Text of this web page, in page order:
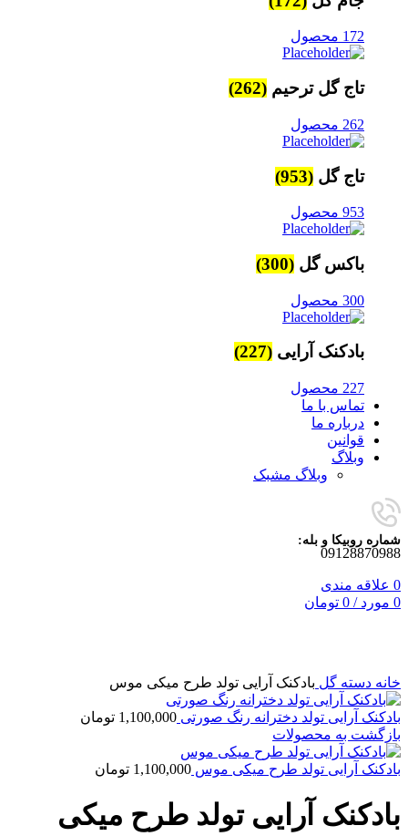
172 محصول
تاج گل ترحیم (262)
262 محصول
تاج گل (953)
953 محصول
باکس گل (300)
300 محصول
بادکنک آرایی (227)
227 محصول
تماس با ما
درباره ما
قوانین
وبلاگ
وبلاگ مشبک
شماره روبیکا و بله:
09128870988
0 علاقه مندی
0 مورد /
0 تومان
خانه دسته گل بادکنک آرایی تولد طرح میکی موس
بادکنک آرایی تولد دخترانه رنگ صورتی 1,100,000 تومان
بازگشت به محصولات
بادکنک آرایی تولد طرح میکی موس 1,100,000 تومان
بادکنک آرایی تولد طرح میکی